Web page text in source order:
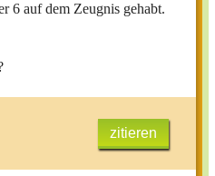
6 auf dem Zeugnis gehabt.
zitieren